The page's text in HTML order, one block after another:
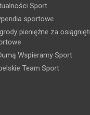
Sport
sportowe
pieniężne za
Wspieramy Sport
Team Sport